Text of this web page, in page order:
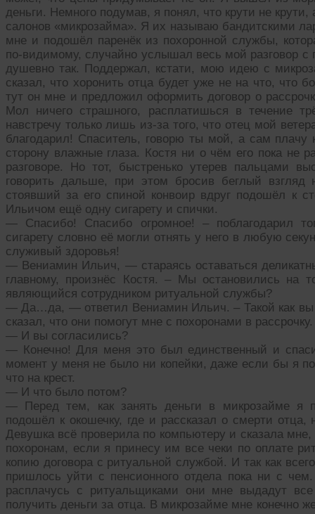
деньги. Немного подумав, я понял, что крути не
салонов «микрозайма». Я их называю бандитскими
мне и подошёл паренёк из похоронной службы,
по-видимому, случайно услышал весь мой разговор с
душевно так. Поддержал, кстати, мою идею с
сказал, что хоронить отца будет уже не на что, что
тут он мне и предложил оформить договор о
Мол ничего страшного, расплатишься в течение
навстречу только лишь из-за того, что отец мой
благодарил! Спаситель, говорю ты мой, а сам
сторону влажные глаза. Костя ни о чём его пока не
разговоре. Но тот, быстренько утерев пальцами
говорить дальше, при этом бросив беглый взгляд
стоявший за его спиной конвоир вдруг подошёл к
Ильичом ещё одну сигарету и спички.
— Спасибо! Спасибо огромное! – поблагодарил
сигарету словно её могли отнять у него в любую
служивый здоровья!
— Вениамин Ильич, — стараясь оставаться
главному, произнёс Костя. – Мы остановились на
являющийся сотрудником ритуальной службы?
— Да…да, — ответил Вениамин Ильич. – Такой как вы
сказал, что они помогут мне с похоронами в рассрочку.
— И вы согласились?
— Конечно! Для меня это был единственный и
момент у меня не было ни копейки, даже если бы я
что на крест.
— И что было потом?
— Перед тем, как занять деньги в микрозайме я
подошёл к окошечку, где и рассказал о смерти
Девушка всё проверила по компьютеру и сказала
похоронам, если я принесу им все чеки по оплате
копию договора с ритуальной службой. И так как
пришлось уйти с пенсионного отдела пока ни с
расплачусь с ритуальщиками они мне выдадут
получить деньги за отца. В микрозайме мне конечно